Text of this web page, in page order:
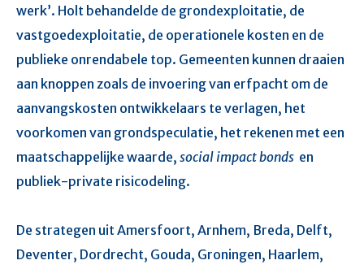
werk’. Holt behandelde de grondexploitatie, de
vastgoedexploitatie, de operationele kosten en de
publieke onrendabele top. Gemeenten kunnen draaien
aan knoppen zoals de invoering van erfpacht om de
aanvangskosten ontwikkelaars te verlagen, het
voorkomen van grondspeculatie, het rekenen met een
maatschappelijke waarde, social impact bonds en
publiek-private risicodeling.
De strategen uit Amersfoort, Arnhem, Breda, Delft,
Deventer, Dordrecht, Gouda, Groningen, Haarlem,